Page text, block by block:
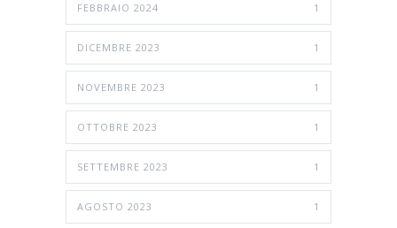
FEBBRAIO 2024 1
DICEMBRE 2023 1
NOVEMBRE 2023 1
OTTOBRE 2023 1
SETTEMBRE 2023 1
AGOSTO 2023 1